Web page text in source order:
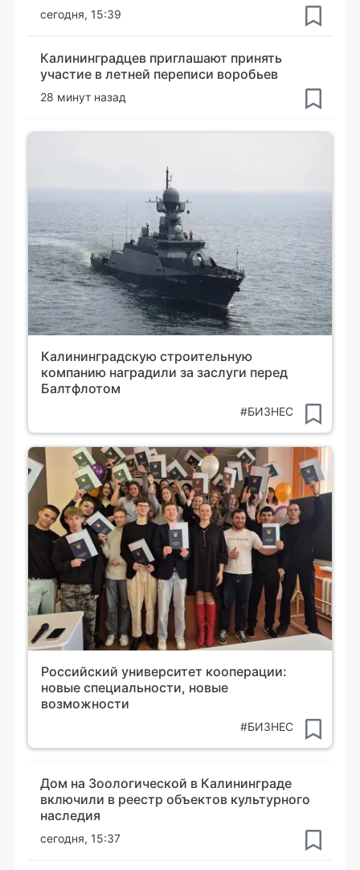
сегодня, 15:39
Калининградцев приглашают принять
участие в летней переписи воробьев
28 минут назад
Калининградскую строительную
компанию наградили за заслуги перед
Балтфлотом
#БИЗНЕС
Российский университет кооперации:
новые специальности, новые
возможности
#БИЗНЕС
Дом на Зоологической в Калининграде
включили в реестр объектов культурного
наследия
сегодня, 15:37